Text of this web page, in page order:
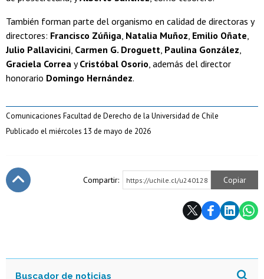
También forman parte del organismo en calidad de directoras y
directores: Francisco Zúñiga Natalia Muñoz Emilio Oñate
Julio Pallavicini Carmen G. Droguett Paulina González
Graciela Correa yCristóbal Osorio , además del director
honorario Domingo Hernández.
Comunicaciones Facultad de Derecho de la Universidad de Chile
Publicado el miércoles 13 de mayo de 2026
Compartir: https://uchile.cl/u240128 Copiar